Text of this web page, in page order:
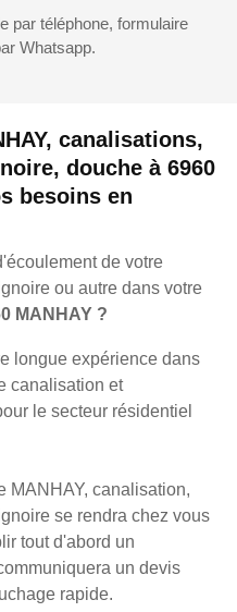
canalisations,
douche à 6960
besoins en
de votre
ou autre dans votre
MANHAY ?
longue expérience dans
canalisation et
le secteur résidentiel
MANHAY, canalisation,
se rendra chez vous
tout d'abord un
un devis
rapide.
par téléphone, formulaire
Whatsapp.